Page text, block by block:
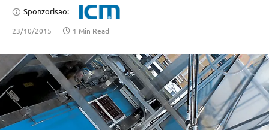
Sponzorisao:
23/10/2015 1 Min Read